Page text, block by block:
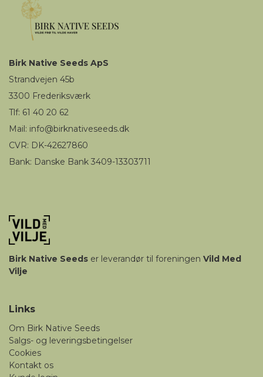
Birk Native Seeds ApS
Strandvejen 45b
3300 Frederiksværk
Tlf: 61 40 20 62
Mail: info@birknativeseeds.dk
CVR: DK-42627860
Bank: Danske Bank 3409-13303711
Birk Native Seeds er leverandør til foreningen Vild Med
Vilje
Links
Om Birk Native Seeds
Salgs- og leveringsbetingelser
Cookies
Kontakt os